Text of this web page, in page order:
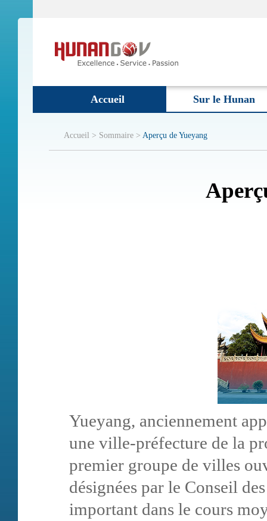
Accueil Sur le Hunan
Accueil > Sommaire > Aperçu de Yueyang
Yueyang, anciennement
une ville-préfecture de la
premier groupe de villes
désignées par le Conseil
important dans le cours